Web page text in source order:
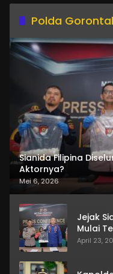
Polda
Sianida Filipina
Aktornya?
Mei 6, 2026
Jejak
Mulai
April 23,